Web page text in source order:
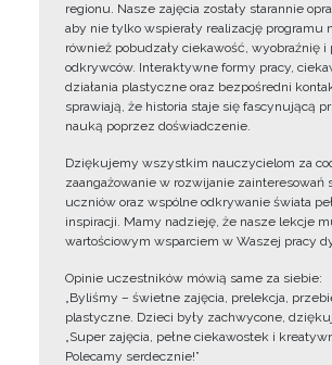
regionu. Nasze zajęcia zostały starannie
aby nie tylko wspierały realizację programu
również pobudzały ciekawość, wyobraźnię i
odkrywców. Interaktywne formy pracy,
działania plastyczne oraz bezpośredni
sprawiają, że historia staje się fascynującą
nauką poprzez doświadczenie.
Dziękujemy wszystkim nauczycielom za
zaangażowanie w rozwijanie zainteresowań
uczniów oraz wspólne odkrywanie świata
inspiracji. Mamy nadzieję, że nasze lekcje
wartościowym wsparciem w Waszej pracy
Opinie uczestników mówią same za siebie:
„Byliśmy – świetne zajęcia, prelekcja,
plastyczne. Dzieci były zachwycone,
„Super zajęcia, pełne ciekawostek i
Polecamy serdecznie!”